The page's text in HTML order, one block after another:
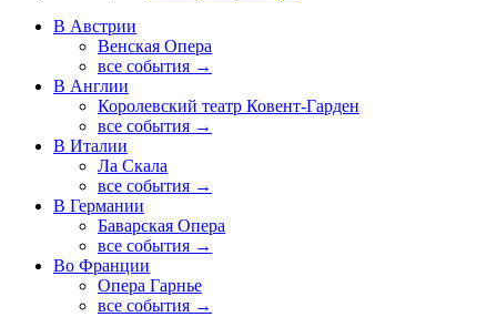
В Австрии
Венская Опера
все события →
В Англии
Королевский театр Ковент-Гарден
все события →
В Италии
Ла Скала
все события →
В Германии
Баварская Опера
все события →
Во Франции
Опера Гарнье
все события →